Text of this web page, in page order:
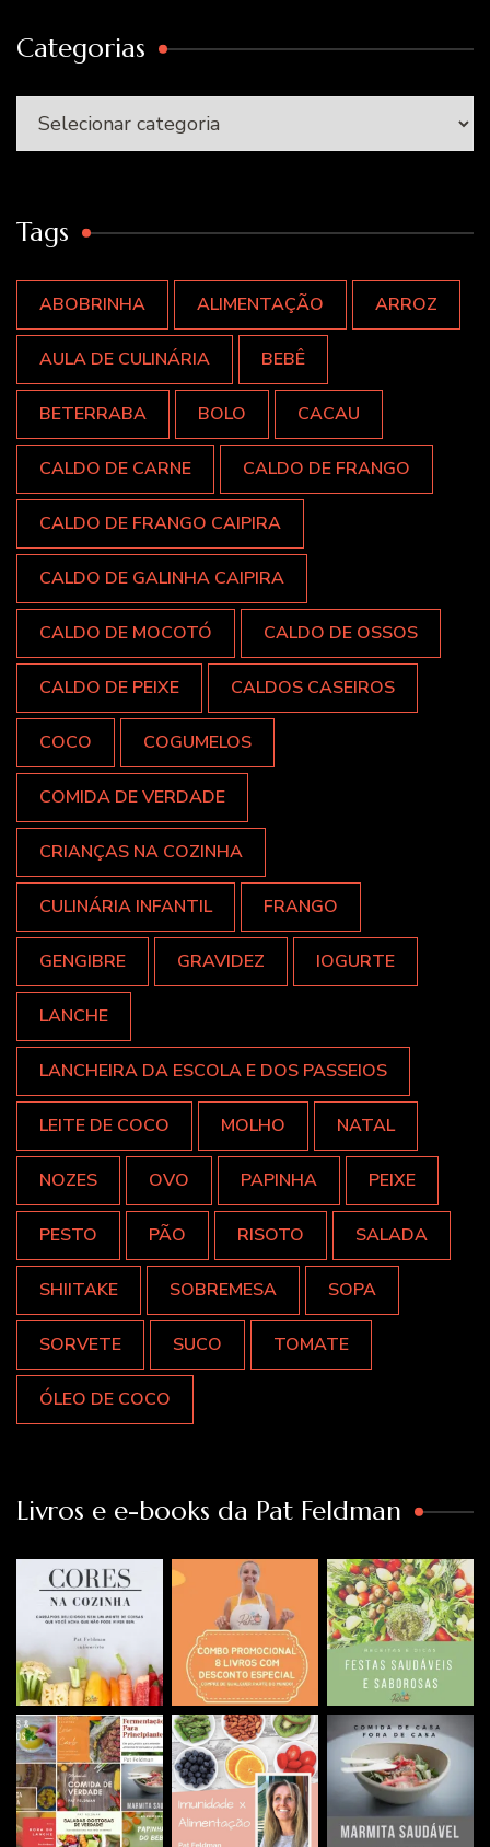
Categorias
Categorias
Tags
ABOBRINHA ALIMENTAÇÃO ARROZ
AULA DE CULINÁRIA BEBÊ
BETERRABA BOLO CACAU
CALDO DE CARNE CALDO DE FRANGO
CALDO DE FRANGO CAIPIRA
CALDO DE GALINHA CAIPIRA
CALDO DE MOCOTÓ CALDO DE OSSOS
CALDO DE PEIXE CALDOS CASEIROS
COCO COGUMELOS
COMIDA DE VERDADE
CRIANÇAS NA COZINHA
CULINÁRIA INFANTIL FRANGO
GENGIBRE GRAVIDEZ IOGURTE
LANCHE
LANCHEIRA DA ESCOLA E DOS PASSEIOS
LEITE DE COCO MOLHO NATAL
NOZES OVO PAPINHA PEIXE
PESTO PÃO RISOTO SALADA
SHIITAKE SOBREMESA SOPA
SORVETE SUCO TOMATE
ÓLEO DE COCO
Livros e e-books da Pat Feldman